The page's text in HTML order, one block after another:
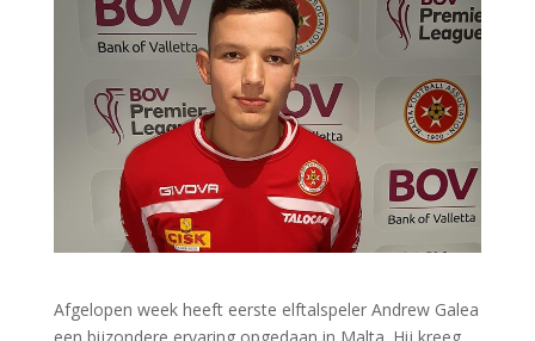
Afgelopen week heeft eerste elftalspeler Andrew Galea